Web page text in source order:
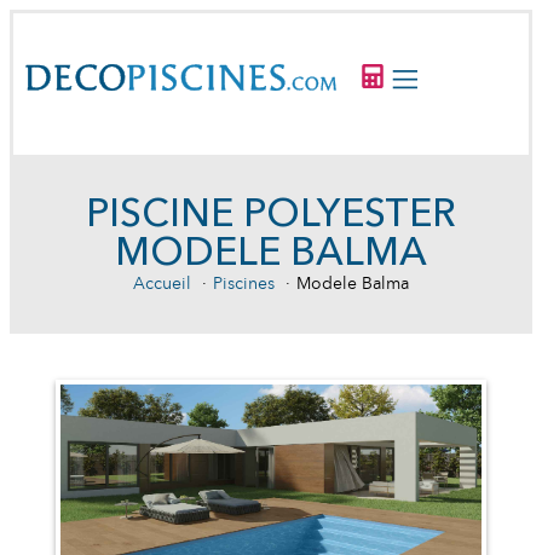
PISCINE POLYESTER
MODELE BALMA
Accueil Piscines Modele Balma